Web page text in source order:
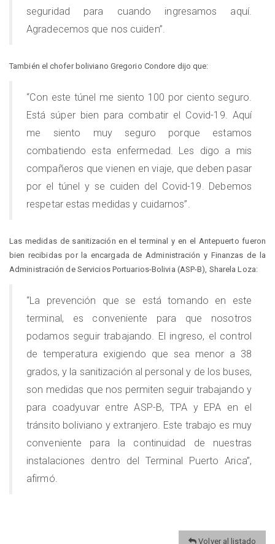
seguridad para cuando ingresamos aquí.
Agradecemos que nos cuiden”.
También el chofer boliviano Gregorio Condore dijo que:
“Con este túnel me siento 100 por ciento seguro.
Está súper bien para combatir el Covid-19. Aquí
me siento muy seguro porque estamos
combatiendo esta enfermedad. Les digo a mis
compañeros que vienen en viaje, que deben pasar
por el túnel y se cuiden del Covid-19. Debemos
respetar estas medidas y cuidarnos”.
Las medidas de sanitización en el terminal y en el Antepuerto fueron
bien recibidas por la encargada de Administración y Finanzas de la
Administración de Servicios Portuarios-Bolivia (ASP-B), Sharela Loza:
“La prevención que se está tomando en este
terminal, es conveniente para que nosotros
podamos seguir trabajando. El ingreso, el control
de temperatura exigiendo que sea menor a 38
grados, y la sanitización al personal y de los buses,
son medidas que nos permiten seguir trabajando y
para coadyuvar entre ASP-B, TPA y EPA en el
tránsito boliviano y extranjero. Este trabajo es muy
conveniente para la continuidad de nuestras
instalaciones dentro del Terminal Puerto Arica”,
afirmó.
Volver al listado